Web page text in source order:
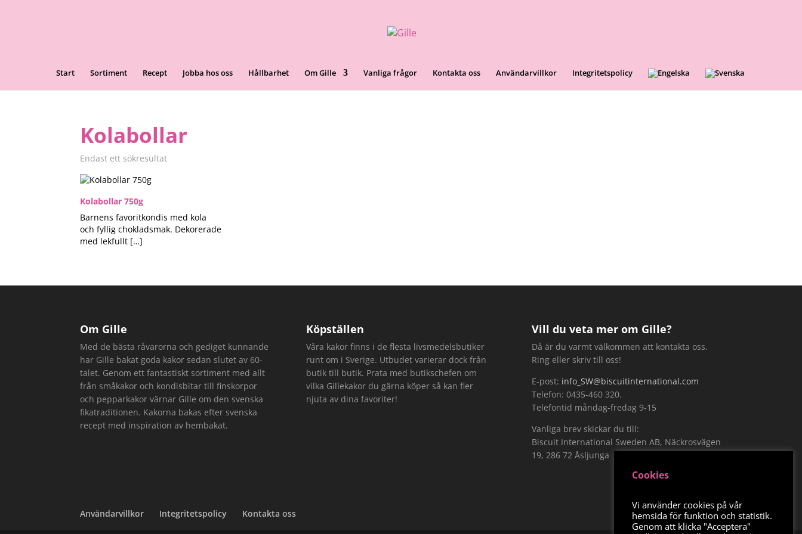
Start Sortiment Recept Jobba hos oss Hållbarhet Om Gille Vanliga frågor Kontakta oss Användarvillkor Integritetspolicy
Kolabollar
Endast ett sökresultat
Kolabollar 750g
Barnens favoritkondis med kola
och fyllig chokladsmak. Dekorerade
med lekfullt […]
Om Gille
Med de bästa råvarorna och gediget kunnande
har Gille bakat goda kakor sedan slutet av 60-
talet. Genom ett fantastiskt sortiment med allt
från småkakor och kondisbitar till finskorpor
och pepparkakor värnar Gille om den svenska
fikatraditionen. Kakorna bakas efter svenska
recept med inspiration av hembakat.
Köpställen
Våra kakor finns i de flesta livsmedelsbutiker
runt om i Sverige. Utbudet varierar dock från
butik till butik. Prata med butikschefen om
vilka Gillekakor du gärna köper så kan fler
njuta av dina favoriter!
Vill du veta mer om Gille?
Då är du varmt välkommen att kontakta oss.
Ring eller skriv till oss!
E-post: info_SW@biscuitinternational.com
Telefon: 0435-460 320.
Telefontid måndag-fredag 9-15
Vanliga brev skickar du till:
Biscuit International Sweden AB, Näckrosvägen
19, 286 72 Åsljunga
Användarvillkor Integritetspolicy Kontakta oss
Cookies
Vi använder cookies på vår
hemsida för funktion och statistik.
Genom att klicka "Acceptera"